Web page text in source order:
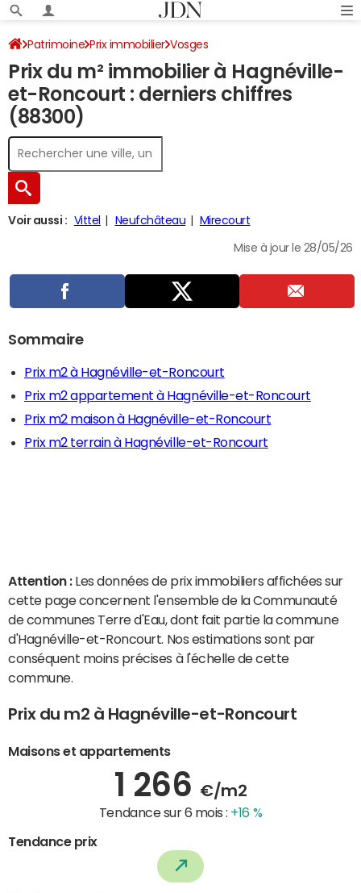
Patrimoine Prix immobilier Vosges
Hagnéville-et-Roncourt
Prix du m² immobilier à Hagnéville-
et-Roncourt : derniers chiffres
(88300)
Voir aussi : Vittel Neufchâteau Mirecourt
Mise à jour le 28/05/26
Sommaire
Prix m2 à Hagnéville-et-Roncourt
Prix m2 appartement à Hagnéville-et-Roncourt
Prix m2 maison à Hagnéville-et-Roncourt
Prix m2 terrain à Hagnéville-et-Roncourt
Attention : Les données de prix immobiliers affichées sur
cette page concernent l'ensemble de la Communauté
de communes Terre d'Eau, dont fait partie la commune
d'Hagnéville-et-Roncourt. Nos estimations sont par
conséquent moins précises à l'échelle de cette
commune.
Prix du m2 à Hagnéville-et-Roncourt
Maisons et appartements
1 266 €/m2
Tendance sur 6 mois : +16 %
Tendance prix